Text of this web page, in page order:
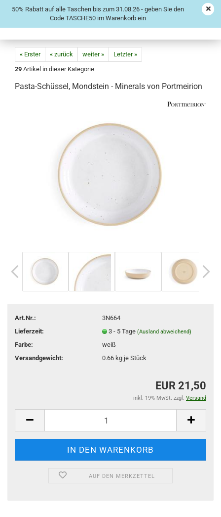
50% Rabatt auf alle Taschen bis zum 31.08.26 - geben Sie den
Code TASCHE50 im Warenkorb ein
« Erster « zurück weiter »
Letzter »
29 Artikel in dieser Kategorie
Pasta-Schüssel, Mondstein - Minerals von Portmeirion
Art.Nr.:
3N664
Lieferzeit:
3 - 5 Tage (Ausland abweichend)
Farbe:
weiß
Versandgewicht:
0.66kg je Stück
EUR 21,50
inkl. 19% MwSt. zzgl. Versand
AUF DEN MERKZETTEL